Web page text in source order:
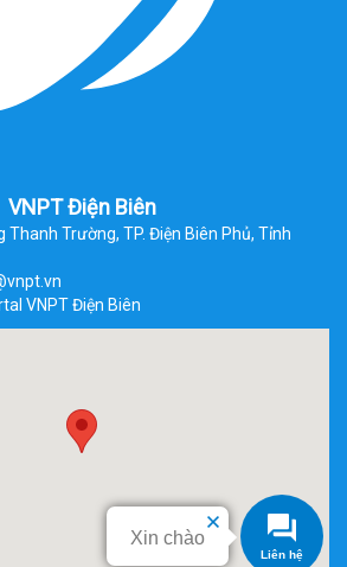
VNPT Điện Biên
Thanh Trường, TP. Điện Biên Phủ, Tỉnh
VNPT Điện Biên
Liên hệ
Xin chào